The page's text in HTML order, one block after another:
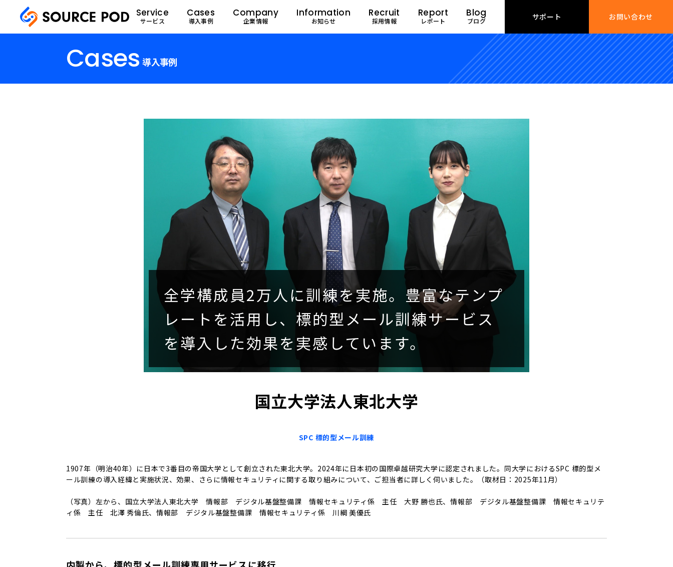
Service
サービス
Cases
導入事例
Company
企業情報
Information
お知らせ
Recruit
採用情報
Report
レポート
Blog
ブログ サポート お問い合わせ
Cases 導入事例
全学構成員2万人に訓練を実施。豊富なテンプ
レートを活用し、標的型メール訓練サービス
を導入した効果を実感しています。
国立大学法人東北大学
SPC 標的型メール訓練
1907年（明治40年）に日本で3番目の帝国大学として創立された東北大学。2024年に日本初の国際卓越研究大学に認定されました。同大学におけるSPC 標的型メ
ール訓練の導入経緯と実施状況、効果、さらに情報セキュリティに関する取り組みについて、ご担当者に詳しく伺いました。（取材日：2025年11月）
（写真）左から、国立大学法人東北大学 情報部 デジタル基盤整備課 情報セキュリティ係 主任 大野 勝也氏、情報部 デジタル基盤整備課 情報セキュリテ
ィ係 主任 北澤 秀倫氏、情報部 デジタル基盤整備課 情報セキュリティ係 川綱 美優氏